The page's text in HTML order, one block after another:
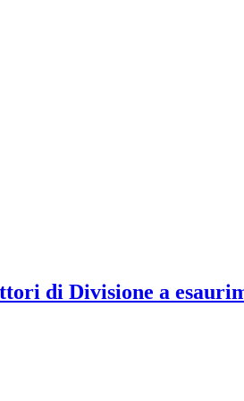
di Divisione a